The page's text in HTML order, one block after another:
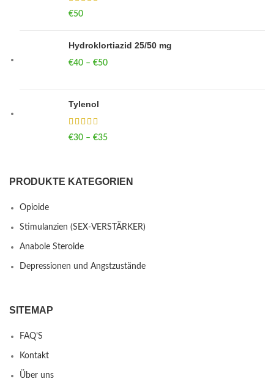
€50
Hydroklortiazid 25/50 mg
€40 – €50
Tylenol
€30 – €35
PRODUKTE KATEGORIEN
Opioide
Stimulanzien (SEX-VERSTÄRKER)
Anabole Steroide
Depressionen und Angstzustände
SITEMAP
FAQ’S
Kontakt
Über uns